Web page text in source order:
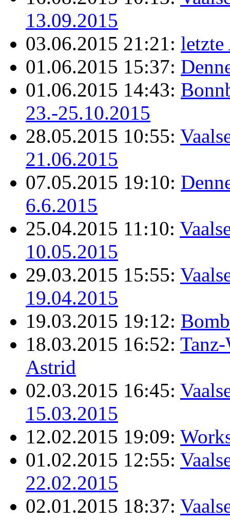
13.09.2015
03.06.2015 21:21:
01.06.2015 15:37:
01.06.2015 14:43:
23.-25.10.2015
28.05.2015 10:55:
21.06.2015
07.05.2015 19:10:
6.6.2015
25.04.2015 11:10:
10.05.2015
29.03.2015 15:55:
19.04.2015
19.03.2015 19:12:
18.03.2015 16:52:
Astrid
02.03.2015 16:45:
15.03.2015
12.02.2015 19:09:
01.02.2015 12:55:
22.02.2015
02.01.2015 18:37: